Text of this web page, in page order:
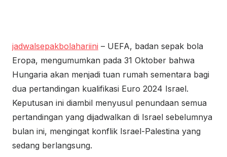
jadwalsepakbolahariini – UEFA, badan sepak bola
Eropa, mengumumkan pada 31 Oktober bahwa
Hungaria akan menjadi tuan rumah sementara bagi
dua pertandingan kualifikasi Euro 2024 Israel.
Keputusan ini diambil menyusul penundaan semua
pertandingan yang dijadwalkan di Israel sebelumnya
bulan ini, mengingat konflik Israel-Palestina yang
sedang berlangsung.